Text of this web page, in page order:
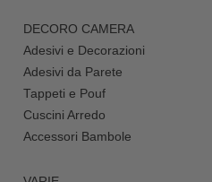
DECORO CAMERA
Adesivi e Decorazioni
Adesivi da Parete
Tappeti e Pouf
Cuscini Arredo
Accessori Bambole